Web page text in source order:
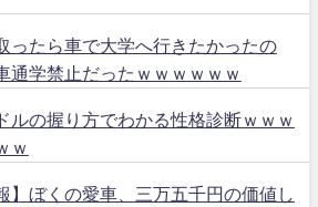
ったら車で大学へ行きたかったの
通学禁止だったｗｗｗｗｗｗ
ルの握り方でわかる性格診断ｗｗｗ
ｗ
】ぼくの愛車、三万五千円の価値し